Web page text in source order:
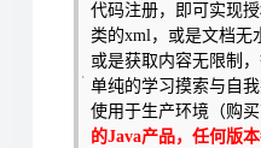
代码注册，即可实现
类的xml，或是文档无
或是获取内容无限制，
单纯的学习摸索与自
使用于生产环境（购买
的Java产品，任何版